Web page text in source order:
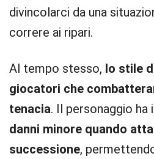
divincolarci da una
correre ai ripari.
Al tempo stesso, lo stile
giocatori che
tenacia. Il personaggio ha
danni minore quando
successione,